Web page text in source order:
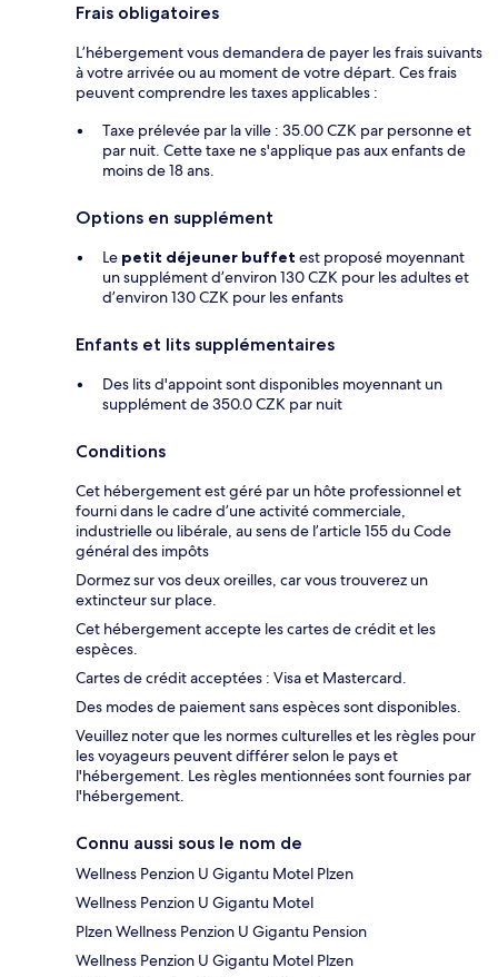
Frais obligatoires
L’hébergement vous demandera de payer les frais suivants
à votre arrivée ou au moment de votre départ. Ces frais
peuvent comprendre les taxes applicables :
Taxe prélevée par la ville : 35.00 CZK par personne et
par nuit. Cette taxe ne s'applique pas aux enfants de
moins de 18 ans.
Options en supplément
Le petit déjeuner buffet est proposé moyennant
un supplément d’environ 130 CZK pour les adultes et
d’environ 130 CZK pour les enfants
Enfants et lits supplémentaires
Des lits d'appoint sont disponibles moyennant un
supplément de 350.0 CZK par nuit
Conditions
Cet hébergement est géré par un hôte professionnel et
fourni dans le cadre d’une activité commerciale,
industrielle ou libérale, au sens de l’article 155 du Code
général des impôts
Dormez sur vos deux oreilles, car vous trouverez un
extincteur sur place.
Cet hébergement accepte les cartes de crédit et les
espèces.
Cartes de crédit acceptées : Visa et Mastercard.
Des modes de paiement sans espèces sont disponibles.
Veuillez noter que les normes culturelles et les règles pour
les voyageurs peuvent différer selon le pays et
l'hébergement. Les règles mentionnées sont fournies par
l'hébergement.
Connu aussi sous le nom de
Wellness Penzion U Gigantu Motel Plzen
Wellness Penzion U Gigantu Motel
Plzen Wellness Penzion U Gigantu Pension
Wellness Penzion U Gigantu Motel Plzen